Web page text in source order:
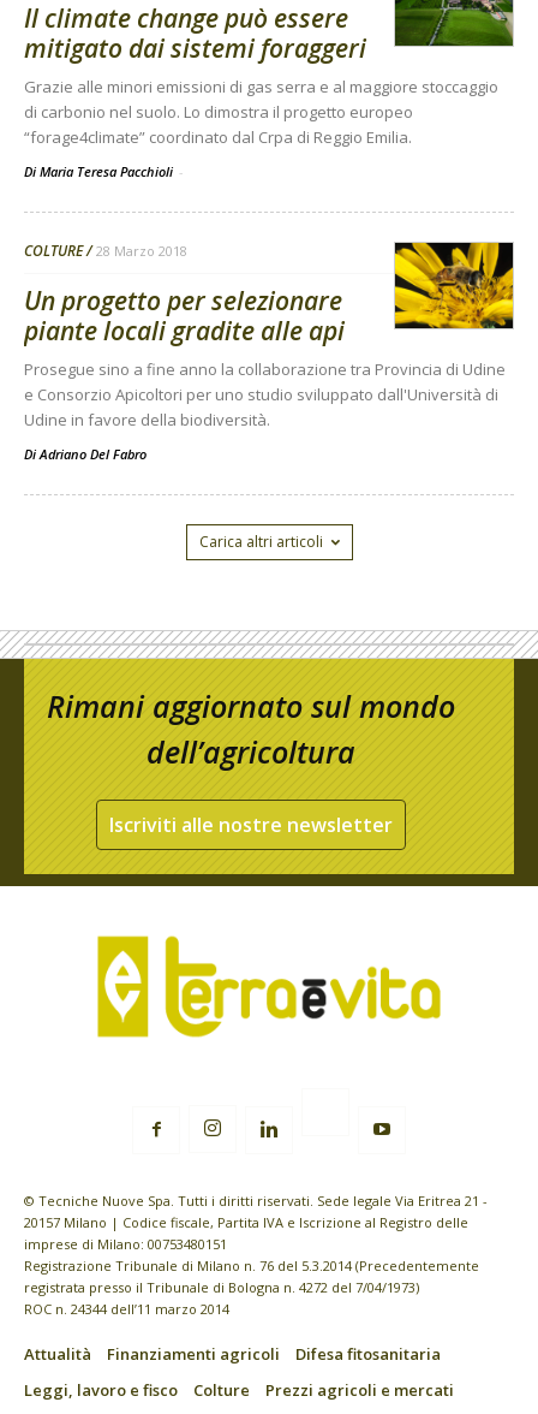
Il climate change può essere
mitigato dai sistemi foraggeri
Grazie alle minori emissioni di gas serra e al maggiore stoccaggio
di carbonio nel suolo. Lo dimostra il progetto europeo
“forage4climate” coordinato dal Crpa di Reggio Emilia.
Di Maria Teresa Pacchioli -
COLTURE 28 Marzo 2018
Un progetto per selezionare
piante locali gradite alle api
Prosegue sino a fine anno la collaborazione tra Provincia di Udine
e Consorzio Apicoltori per uno studio sviluppato dall'Università di
Udine in favore della biodiversità.
DiAdriano Del Fabro
Carica altri articoli
Rimani aggiornato sul mondo
dell’agricoltura
Iscriviti alle nostre newsletter
© Tecniche Nuove Spa. Tutti i diritti riservati. Sede legale Via Eritrea 21 -
20157 Milano | Codice fiscale, Partita IVA e Iscrizione al Registro delle
imprese di Milano: 00753480151
Registrazione Tribunale di Milano n. 76 del 5.3.2014 (Precedentemente
registrata presso il Tribunale di Bologna n. 4272 del 7/04/1973)
ROC n. 24344 dell’11 marzo 2014
Attualità Finanziamenti agricoli
Difesa fitosanitaria
Leggi, lavoro e fisco
Colture
Prezzi agricoli e mercati